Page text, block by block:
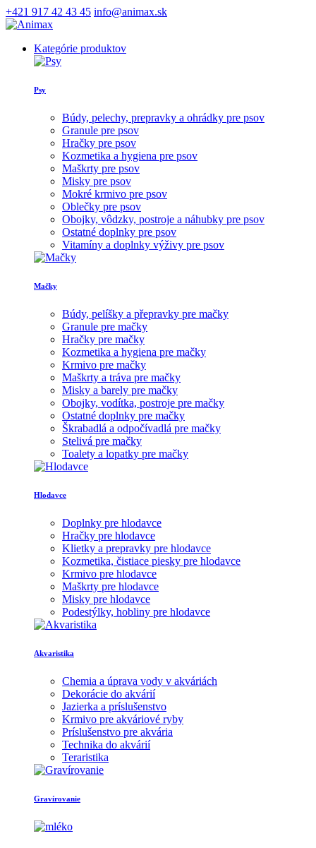
+421 917 42 43 45 info@animax.sk
Kategórie produktov
Psy
Búdy, pelechy, prepravky a ohrádky pre psov
Granule pre psov
Hračky pre psov
Kozmetika a hygiena pre psov
Maškrty pre psov
Misky pre psov
Mokré krmivo pre psov
Oblečky pre psov
Obojky, vôdzky, postroje a náhubky pre psov
Ostatné doplnky pre psov
Vitamíny a doplnky výživy pre psov
Mačky
Búdy, pelíšky a přepravky pre mačky
Granule pre mačky
Hračky pre mačky
Kozmetika a hygiena pre mačky
Krmivo pre mačky
Maškrty a tráva pre mačky
Misky a barely pre mačky
Obojky, vodítka, postroje pre mačky
Ostatné doplnky pre mačky
Škrabadlá a odpočívadlá pre mačky
Stelivá pre mačky
Toalety a lopatky pre mačky
Hlodavce
Doplnky pre hlodavce
Hračky pre hlodavce
Klietky a prepravky pre hlodavce
Kozmetika, čistiace piesky pre hlodavce
Krmivo pre hlodavce
Maškrty pre hlodavce
Misky pre hlodavce
Podestýlky, hobliny pre hlodavce
Akvaristika
Chemia a úprava vody v akváriách
Dekorácie do akvárií
Jazierka a príslušenstvo
Krmivo pre akváriové ryby
Príslušenstvo pre akvária
Technika do akvárií
Teraristika
Gravírovanie